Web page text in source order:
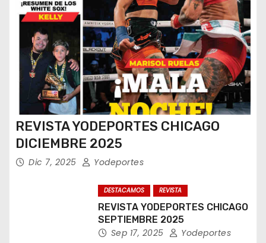
REVISTA YODEPORTES CHICAGO
DICIEMBRE 2025
Dic 7, 2025 Yodeportes
DESTACAMOS REVISTA
REVISTA YODEPORTES CHICAGO
SEPTIEMBRE 2025
Sep 17, 2025 Yodeportes